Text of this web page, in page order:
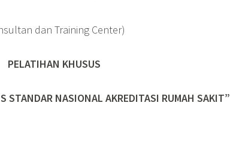
dan Training Center)
PELATIHAN KHUSUS
STANDAR NASIONAL AKREDITASI RUMAH SAKIT”